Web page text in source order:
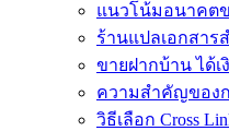
แนวโน้มอนาคต
ร้านแปลเอกสา
ขายฝากบ้าน ได้
ความสำคัญของ
วิธีเลือก Cross